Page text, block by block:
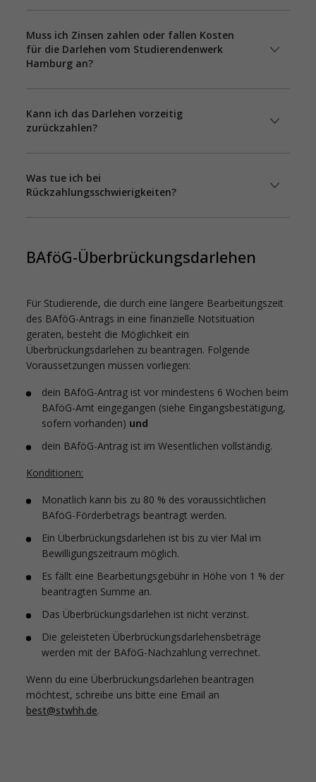
Muss ich Zinsen zahlen oder fallen Kosten
für die Darlehen vom Studierendenwerk
Hamburg an?
Kann ich das Darlehen vorzeitig
zurückzahlen?
Was tue ich bei
Rückzahlungsschwierigkeiten?
BAföG-Überbrückungsdarlehen
Für Studierende, die durch eine längere Bearbeitungszeit
des BAföG-Antrags in eine finanzielle Notsituation
geraten, besteht die Möglichkeit ein
Überbrückungsdarlehen zu beantragen. Folgende
Voraussetzungen müssen vorliegen:
dein BAföG-Antrag ist vor mindestens 6 Wochen beim
BAföG-Amt eingegangen (siehe Eingangsbestätigung,
sofern vorhanden) und
dein BAföG-Antrag ist im Wesentlichen vollständig.
Konditionen:
Monatlich kann bis zu 80 % des voraussichtlichen
BAföG-Förderbetrags beantragt werden.
Ein Überbrückungsdarlehen ist bis zu vier Mal im
Bewilligungszeitraum möglich.
Es fällt eine Bearbeitungsgebühr in Höhe von 1 % der
beantragten Summe an.
Das Überbrückungsdarlehen ist nicht verzinst.
Die geleisteten Überbrückungsdarlehensbeträge
werden mit der BAföG-Nachzahlung verrechnet.
Wenn du eine Überbrückungsdarlehen beantragen
möchtest, schreibe uns bitte eine Email an
best@stwhh.de.